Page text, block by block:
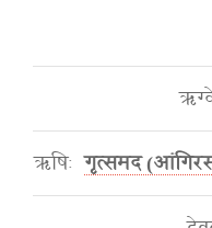
ऋषिः गृत्समद (आंगिरसः